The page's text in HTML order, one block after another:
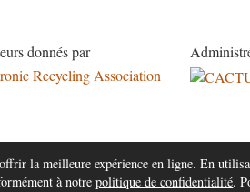
donnés par
la meilleure expérience en ligne. En
à notrepolitique de confidentialité.